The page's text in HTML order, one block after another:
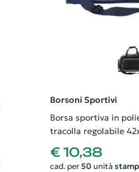
Borsoni Sportivi
Borsa sportiva in
tracolla regolabile
€ 10,38
cad. per 50unità